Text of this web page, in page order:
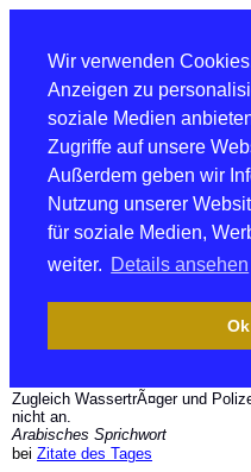
Wir verwenden
Anzeigen zu
soziale Medien
Zugriffe auf unsere
Außerdem geben wir
Nutzung unserer
für soziale Medien,
weiter. Details ansehen
Ok
Zugleich WassertrÃ¤ger und
nicht an.
Arabisches Sprichwort
bei Zitate des Tages